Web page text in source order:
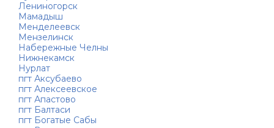
Лениногорск
Мамадыш
Менделеевск
Мензелинск
Набережные Челны
Нижнекамск
Нурлат
пгт Аксубаево
пгт Алексеевское
пгт Апастово
пгт Балтаси
пгт Богатые Сабы